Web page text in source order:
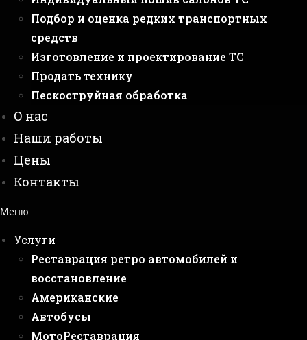
Подбор и оценка редких транспортных
средств
Изготовление и проектирование ТС
Продать технику
Пескоструйная обработка
О нас
Наши работы
Цены
Контакты
Меню
Услуги
Реставрация ретро автомобилей и
восстановление
Американские
Автобусы
МотоРеставрация